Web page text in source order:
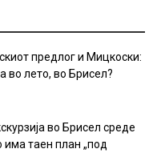
предлог и Мицкоски:
во лето, во Брисел?
во Брисел среде
има таен план „под